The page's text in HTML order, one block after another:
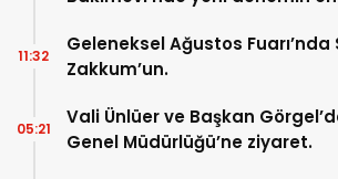
Geleneksel Ağustos Fuarı’nda
Zakkum’un.
11:32
Vali Ünlüer ve Başkan
Genel Müdürlüğü’ne ziyaret.
05:21